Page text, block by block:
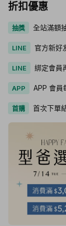
折扣優惠
抽獎 全站滿額
LINE 官方新好
LINE 綁定會員
APP APP 會員
首購 首次下單